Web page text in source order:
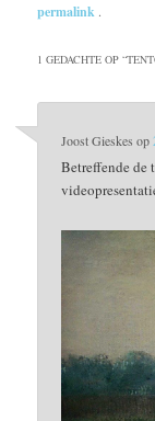
permalink .
1 GEDACHTE OP “
Joost Gieskes op
Betreffende